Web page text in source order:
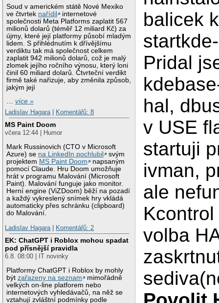
Soud v americkém státě Nové Mexiko
ve čtvrtek nařídil
internetové
společnosti Meta Platforms zaplatit 567
milionů dolarů (téměř 12 miliard Kč) za
újmy, které její platformy působí mladým
lidem. S přihlédnutím k dřívějšímu
verdiktu tak má společnost celkem
zaplatit 942 milionů dolarů, což je malý
zlomek jejího ročního výnosu, který loni
činil 60 miliard dolarů. Čtvrteční verdikt
firmě také nařizuje, aby změnila způsob,
jakým její
…více »
Ladislav Hagara
Komentářů: 8
MS Paint Doom
včera 12:44 | Humor
Mark Russinovich (CTO v Microsoft
Azure) se na LinkedIn pochlubil
svým
projektem MS Paint Doom
napsaným
pomocí Claude. Hru Doom umožňuje
hrát v programu Malování (Microsoft
Paint). Malování funguje jako monitor.
Herní engine (ViZDoom) běží na pozadí
a každý vykreslený snímek hry vkládá
automaticky přes schránku (clipboard)
do Malování.
Ladislav Hagara
Komentářů: 2
EK: ChatGPT i Roblox mohou spadat
pod přísnější pravidla
6.8. 08:00 | IT novinky
Platformy ChatGPT i Roblox by mohly
býtzařazeny na seznam
mimořádně
velkých on-line platforem nebo
internetových vyhledávačů, na něž se
vztahují zvláštní podmínky podle
balicek
Pridal
hal,
v USE
startuji
ivman,
ale
volba